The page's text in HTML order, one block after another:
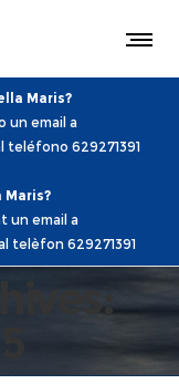
Maris?
un email a
teléfono 629271391
un email a
telèfon 629271391